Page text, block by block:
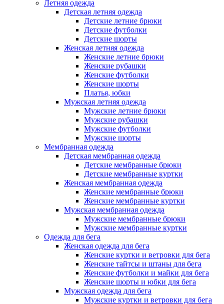
Летняя одежда
Детская летняя одежда
Детские летние брюки
Детские футболки
Детские шорты
Женская летняя одежда
Женские летние брюки
Женские рубашки
Женские футболки
Женские шорты
Платья, юбки
Мужская летняя одежда
Мужские летние брюки
Мужские рубашки
Мужские футболки
Мужские шорты
Мембранная одежда
Детская мембранная одежда
Детские мембранные брюки
Детские мембранные куртки
Женская мембранная одежда
Женские мембранные брюки
Женские мембранные куртки
Мужская мембранная одежда
Мужские мембранные брюки
Мужские мембранные куртки
Одежда для бега
Женская одежда для бега
Женские куртки и ветровки для бега
Женские тайтсы и штаны для бега
Женские футболки и майки для бега
Женские шорты и юбки для бега
Мужская одежда для бега
Мужские куртки и ветровки для бега